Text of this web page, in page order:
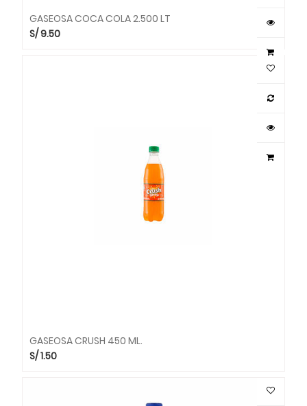
GASEOSA COCA COLA 2.500 LT
S/9.50
GASEOSA CRUSH 450 ML.
S/1.50